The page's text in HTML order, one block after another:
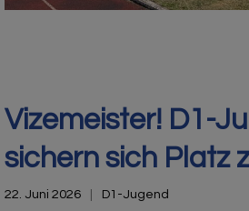
Vizemeister! D1-
sichern sich Platz
22. Juni 2026 D1-Jugend